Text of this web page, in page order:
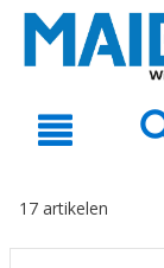
text.skipToNavigation
17 artikelen